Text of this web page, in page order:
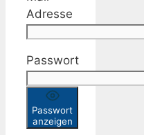
Adresse
Passwort
Passwort
anzeigen